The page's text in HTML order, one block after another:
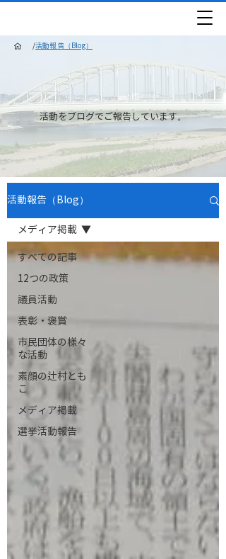
/活動報告（Blog）
活動をブログでご報告しています。
活動報告（Blog）
すべての記事
12つの政策
議員活動
表彰・褒賞
市民団体の様々
な活動
素顔の辻村とも
こ
メディア掲載
選挙活動報告
メディア掲載